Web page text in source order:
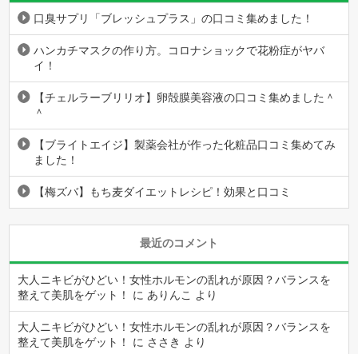
口臭サプリ「ブレッシュプラス」の口コミ集めました！
ハンカチマスクの作り方。コロナショックで花粉症がヤバ
イ！
【チェルラーブリリオ】卵殻膜美容液の口コミ集めました＾
＾
【ブライトエイジ】製薬会社が作った化粧品口コミ集めてみ
ました！
【梅ズバ】もち麦ダイエットレシピ！効果と口コミ
最近のコメント
大人ニキビがひどい！女性ホルモンの乱れが原因？バランスを
整えて美肌をゲット！
に ありんこ より
大人ニキビがひどい！女性ホルモンの乱れが原因？バランスを
整えて美肌をゲット！
に ささき より